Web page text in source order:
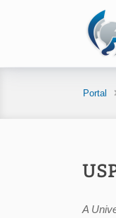
Portal
A